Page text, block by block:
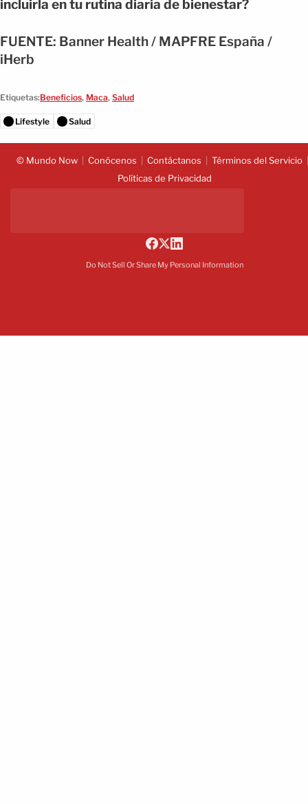
incluirla en tu rutina diaria de bienestar?
FUENTE: Banner Health / MAPFRE España /
iHerb
Etiquetas:Beneficios, Maca, Salud
Lifestyle Salud
© Mundo Now Conócenos Contáctanos
Términos del Servicio
Políticas de Privacidad
Do Not Sell Or Share My Personal Information